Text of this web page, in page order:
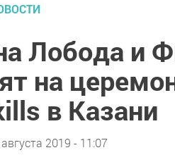
Лобода и
на
в Казани
2019 - 11:07